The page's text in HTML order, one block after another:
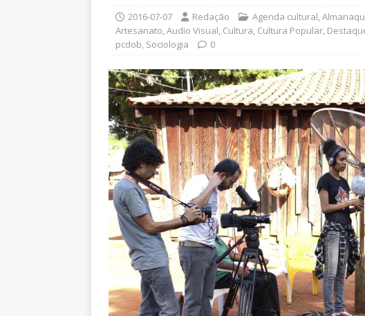
2016-07-07 Redação Agenda cultural,
Artesanato,Audio Visual, Cultura, Cultura Popular,
pcdob, Sociologia 0